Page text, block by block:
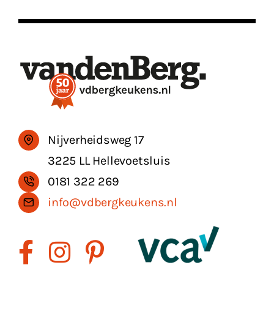
Nijverheidsweg 17
3225 LL Hellevoetsluis
0181 322 269
info@vdbergkeukens.nl